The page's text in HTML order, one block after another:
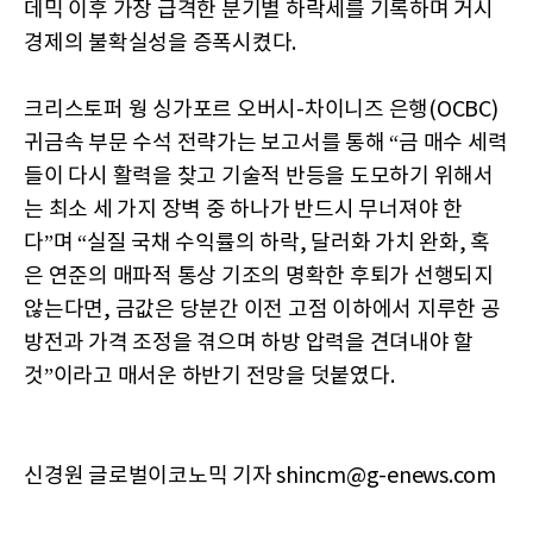
데믹 이후 가장 급격한 분기별 하락세를 기록하며 거시
경제의 불확실성을 증폭시켰다.
크리스토퍼 웡 싱가포르 오버시-차이니즈 은행(OCBC)
귀금속 부문 수석 전략가는 보고서를 통해 “금 매수 세력
들이 다시 활력을 찾고 기술적 반등을 도모하기 위해서
는 최소 세 가지 장벽 중 하나가 반드시 무너져야 한
다”며 “실질 국채 수익률의 하락, 달러화 가치 완화, 혹
은 연준의 매파적 통상 기조의 명확한 후퇴가 선행되지
않는다면, 금값은 당분간 이전 고점 이하에서 지루한 공
방전과 가격 조정을 겪으며 하방 압력을 견뎌내야 할
것”이라고 매서운 하반기 전망을 덧붙였다.
신경원 글로벌이코노믹 기자 shincm@g-enews.com